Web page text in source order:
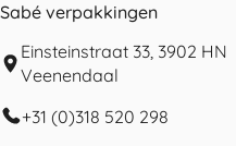
Sabé verpakkingen
Einsteinstraat 33, 3902 HN
Veenendaal
+31 (0)318 520 298